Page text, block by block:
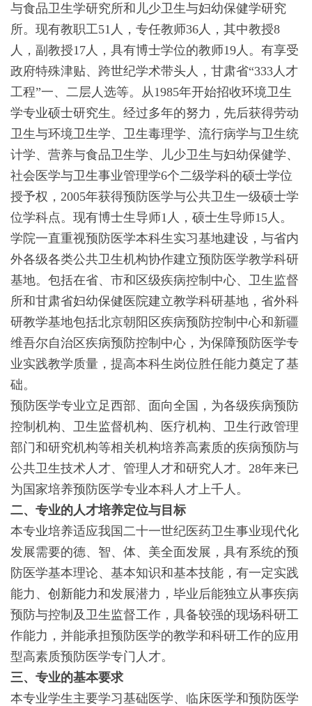
与食品卫生学研究所和儿少卫生与妇幼保健学研究
所。现有教职工51人，专任教师36人，其中教授8
人，副教授17人，具有博士学位的教师19人。有享受
政府特殊津贴、跨世纪学术带头人，甘肃省“333人才
工程”一、二层人选等。从1985年开始招收环境卫生
学专业硕士研究生。经过多年的努力，先后获得劳动
卫生与环境卫生学、卫生毒理学、流行病学与卫生统
计学、营养与食品卫生学、儿少卫生与妇幼保健学、
社会医学与卫生事业管理学6个二级学科的硕士学位
授予权，2005年获得预防医学与公共卫生一级硕士学
位学科点。现有博士生导师1人，硕士生导师15人。
学院一直重视预防医学本科生实习基地建设，与省内
外各级各类公共卫生机构协作建立预防医学教学科研
基地。包括在省、市和区级疾病控制中心、卫生监督
所和甘肃省妇幼保健医院建立教学科研基地，省外科
研教学基地包括北京朝阳区疾病预防控制中心和新疆
维吾尔自治区疾病预防控制中心，为保障预防医学专
业实践教学质量，提高本科生岗位胜任能力奠定了基
础。
预防医学专业立足西部、面向全国，为各级疾病预防
控制机构、卫生监督机构、医疗机构、卫生行政管理
部门和研究机构等相关机构培养高素质的疾病预防与
公共卫生技术人才、管理人才和研究人才。28年来已
为国家培养预防医学专业本科人才上千人。
二、专业的人才培养定位与目标
本专业培养适应我国二十一世纪医药卫生事业现代化
发展需要的德、智、体、美全面发展，具有系统的预
防医学基本理论、基本知识和基本技能，有一定实践
能力、 创新能力和发展潜力，毕业后能独立从事疾病
预防与控制及卫生监督工作，具备较强的现场科研工
作能力，并能承担预防医学的教学和科研工作的应用
型高素质预防医学专门人才。
三、专业的基本要求
本专业学生主要学习基础医学、临床医学和预防医学